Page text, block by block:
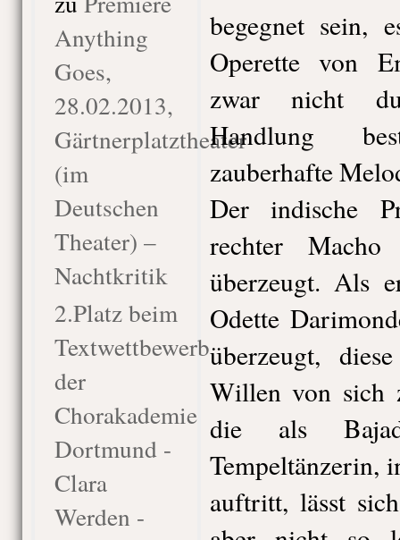
Anything
Goes,
28.02.2013,
Gärtnerplatztheater
(im
Deutschen
Theater) –
Nachtkritik
2.Platz beim
Textwettbewerb
der
Chorakademie
Dortmund -
Clara
Werden -
begegnet sein,
Operette von
zwar nicht
Handlung
zauberhafte
Der indische
rechter
überzeugt. Als
Odette
überzeugt,
Willen von sich
die als
Tempeltänzerin,
auftritt, lässt